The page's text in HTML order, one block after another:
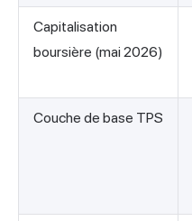
Capitalisation
boursière (mai 2026)
Couche de base TPS